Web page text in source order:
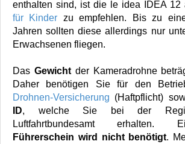
enthalten sind, ist die le idea IDEA 12
für Kinder zu empfehlen. Bis zu
Jahren sollten diese allerdings nur
Erwachsenen fliegen.
Das Gewichtder Kameradrohne
Daher benötigen Sie für den
Drohnen-Versicherung (Haftpflicht)
ID, welche Sie bei der
Luftfahrtbundesamt
Führerschein wird nicht benötigt.